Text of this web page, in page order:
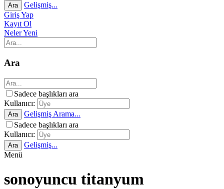
Ara
Gelişmiş...
Giriş Yap
Kayıt Ol
Neler Yeni
Ara
Sadece başlıkları ara
Kullanıcı:
Ara
Gelişmiş Arama...
Sadece başlıkları ara
Kullanıcı:
Ara
Gelişmiş...
Menü
sonoyuncu titanyum